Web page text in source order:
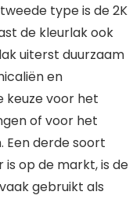
type is de 2K
de kleurlak ook
uiterst duurzaam
en
keuze voor het
of voor het
Een derde soort
op de markt, is de
gebruikt als